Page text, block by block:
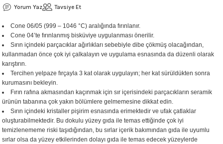
1305 °C
°C
- 1222 °C
- 1046 °C
°C
1046 °C
Yorum Yaz Tavsiye Et
Cone 06/05 (999 – 1046 °C) aralığında fırınlanır.
Cone 04’te fırınlanmış bisküviye uygulanması önerilir.
Sırın içindeki parçacıklar ağırlıkları sebebiyle dibe çökmüş olacağından,
kullanmadan önce çok iyi çalkalayın ve uygulama esnasında da düzenli olarak
karıştırın.
Tercihen yelpaze fırçayla 3 kat olarak uygulayın; her kat sürüldükten sonra
kurumasını bekleyin.
Fırın rafına akmasından kaçınmak için sır içerisindeki parçacıkların seramik
ürünün tabanına çok yakın bölümlere gelmemesine dikkat edin.
Sırın içindeki kristaller pişirim esnasında erimektedir ve ufak çatlaklar
oluşturabilmektedir. Bu dokulu yüzey gıda ile temas ettiğinde çok iyi
temizlenememe riski taşıdığından, bu sırlar içerik bakımından gıda ile uyumlu
sırlar olsa da yüzey etkilerinden dolayı gıda ile temas edecek yüzeylerde